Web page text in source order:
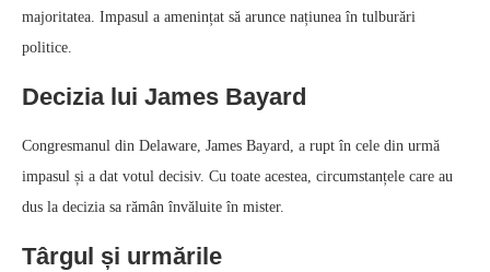
majoritatea. Impasul a amenințat să arunce națiunea în tulburări
politice.
Decizia lui James Bayard
Congresmanul din Delaware, James Bayard, a rupt în cele din urmă
impasul și a dat votul decisiv. Cu toate acestea, circumstanțele care au
dus la decizia sa rămân învăluite în mister.
Târgul și urmările